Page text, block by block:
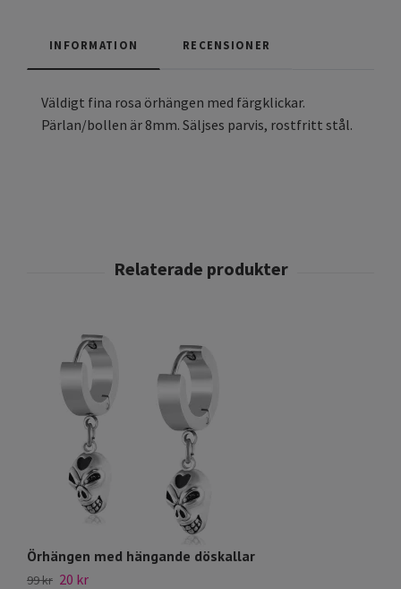
INFORMATION RECENSIONER
Väldigt fina rosa örhängen med färgklickar.
Pärlan/bollen är 8mm. Säljses parvis, rostfritt stål.
Örhängen med hängande döskallar
99 kr 20 kr